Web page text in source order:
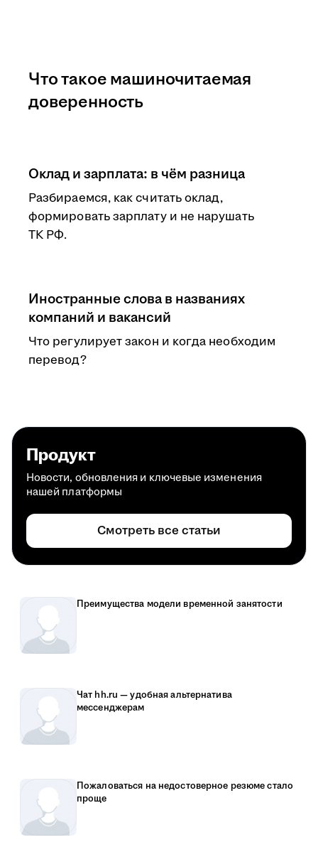
Оклад и зарплата: в чём разница
Разбираемся, как считать оклад,
формировать зарплату и не нарушать
ТК РФ.
Иностранные слова в названиях
компаний и вакансий
Что регулирует закон и когда необходим
перевод?
Что такое машиночитаемая
доверенность
Продукт
Новости, обновления и ключевые изменения
нашей платформы
Смотреть все статьи
Преимущества модели временной занятости
Чат hh.ru — удобная альтернатива
мессенджерам
Пожаловаться на недостоверное резюме стало
проще